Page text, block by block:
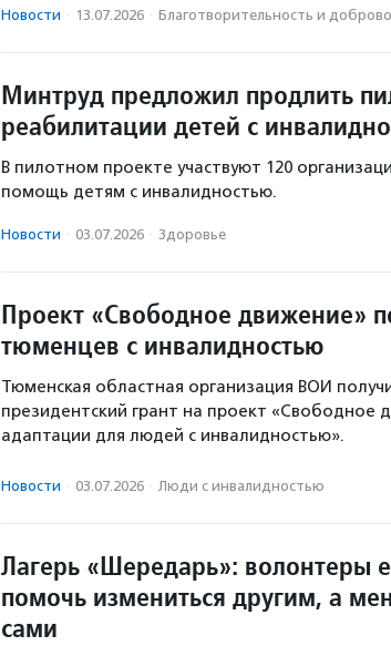
Новости · 13.07.2026 · Благотвори­тель­ность и
Минтруд предложил продлить
реабилитации детей с
В пилотном проекте участвуют 120
помощь детям с инвалидностью.
Новости · 03.07.2026 · Здоровье
Проект «Свободное движение»
тюменцев с инвалидностью
Тюменская областная организация ВОИ
президентский грант на проект «Свободное
адаптации для людей с инвалидностью».
Новости · 03.07.2026 · Люди с инвалидностью
Лагерь «Шередарь»: волонтеры
помочь измениться другим, а
сами